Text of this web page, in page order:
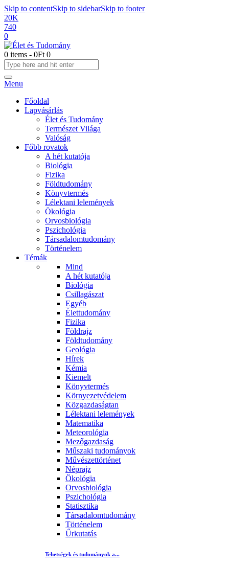
Skip to contentSkip to sidebarSkip to footer
20K
740
0
0 items - 0Ft 0
Menu
Főoldal
Lapvásárlás
Élet és Tudomány
Természet Világa
Valóság
Főbb rovatok
A hét kutatója
Biológia
Fizika
Földtudomány
Könyvtermés
Lélektani lelemények
Ökológia
Orvosbiológia
Pszichológia
Társadalomtudomány
Történelem
Témák
Mind
A hét kutatója
Biológia
Csillagászat
Egyéb
Élettudomány
Fizika
Földrajz
Földtudomány
Geológia
Hírek
Kémia
Kiemelt
Könyvtermés
Környezetvédelem
Közgazdaságtan
Lélektani lelemények
Matematika
Meteorológia
Mezőgazdaság
Műszaki tudományok
Művészettörténet
Néprajz
Ökológia
Orvosbiológia
Pszichológia
Statisztika
Társadalomtudomány
Történelem
Űrkutatás
Tehetségek és tudományok a...